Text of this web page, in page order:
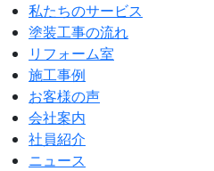
私たちのサービス
塗装工事の流れ
リフォーム室
施工事例
お客様の声
会社案内
社員紹介
ニュース